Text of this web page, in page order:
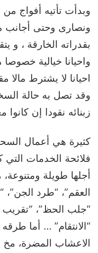
وبدأت تأتيه أفواج
ونصارى وحتى أجانب
بقدراته الخارقة ، و
واحيانا خيالية خصوصا
احيانا لا يشترط
وقد تصل به حالة
زبنائه نقودا إن كانوا
كثيرة هي أعمال
فلائحة الخدمات التي
أجلها طويلة ومتنوعة،
العقم”، “طرد الجن”،
“جلب الحظ”، “تقريب
“الانتقام” … أما
الاعشاب المضرة، مخ